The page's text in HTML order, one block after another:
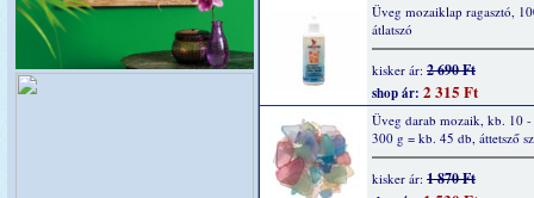
Üveg mozaiklap ragasztó,
átlatszó
kisker ár: 2 690 Ft
shop ár: 2 315 Ft
Üveg darab mozaik, kb. 10
300 g = kb. 45 db, áttetsző
kisker ár: 1 870 Ft